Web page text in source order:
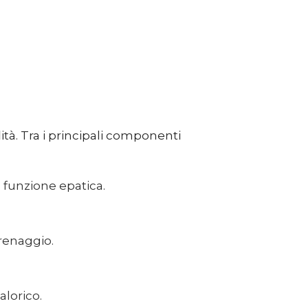
Tra i principali componenti
funzione epatica.